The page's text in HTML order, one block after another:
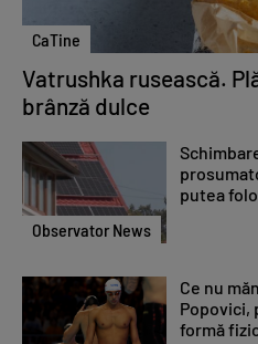
CaTine
Vatrushka rusească.
brânză dulce
Observator News
putea
Ce nu
Popovici,
formă